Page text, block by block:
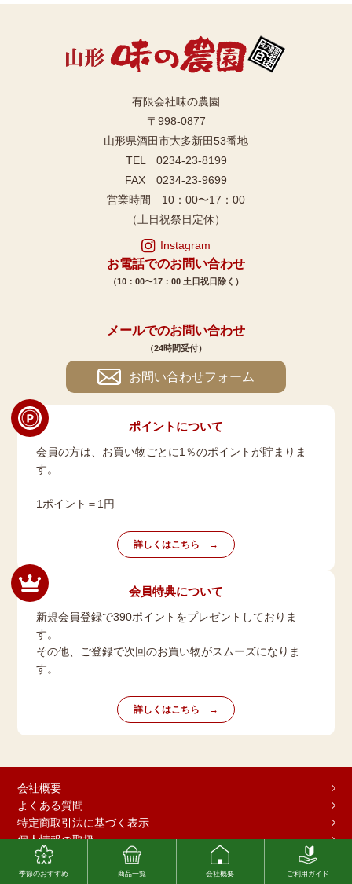
季節のおすすめ 商品一覧 会社概要 ご利用ガイド
有限会社味の農園
〒998-0877
山形県酒田市大多新田53番地
TEL 0234-23-8199
FAX 0234-23-9699
営業時間 10：00〜17：00
（土日祝祭日定休）
Instagram
お電話でのお問い合わせ
（10：00〜17：00 土日祝日除く）
メールでのお問い合わせ
（24時間受付）
お問い合わせフォーム
ポイントについて
会員の方は、お買い物ごとに1％のポイントが貯まりま
す。
1ポイント＝1円
詳しくはこちら
会員特典について
新規会員登録で390ポイントをプレゼントしておりま
す。
その他、ご登録で次回のお買い物がスムーズになりま
す。
詳しくはこちら
会社概要
よくある質問
特定商取引法に基づく表示
個人情報の取扱
©有限会社味の農園 All Rights reserved.